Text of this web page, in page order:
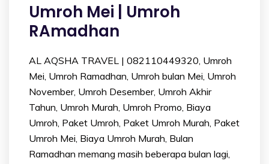
Umroh Mei | Umroh
RAmadhan
AL AQSHA TRAVEL | 082110449320, Umroh
Mei, Umroh Ramadhan, Umroh bulan Mei, Umroh
November, Umroh Desember, Umroh Akhir
Tahun, Umroh Murah, Umroh Promo, Biaya
Umroh, Paket Umroh, Paket Umroh Murah, Paket
Umroh Mei, Biaya Umroh Murah, Bulan
Ramadhan memang masih beberapa bulan lagi,